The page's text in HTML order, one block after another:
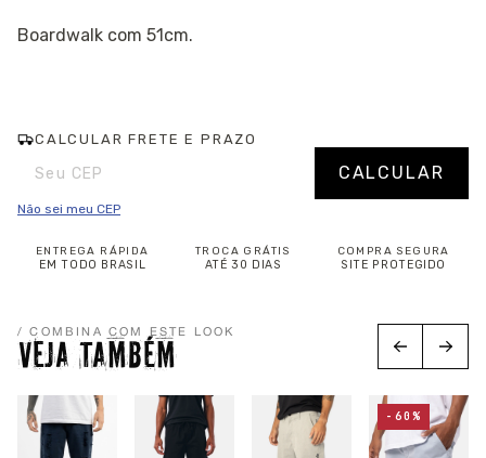
Boardwalk com 51cm.
CALCULAR FRETE E PRAZO
Entregas para o CEP: Alterar CEP
CALCULAR
Não sei meu CEP
ENTREGA RÁPIDA
EM TODO BRASIL
TROCA GRÁTIS
ATÉ 30 DIAS
COMPRA SEGURA
SITE PROTEGIDO
/ COMBINA COM ESTE LOOK
VEJA TAMBÉM
-60%